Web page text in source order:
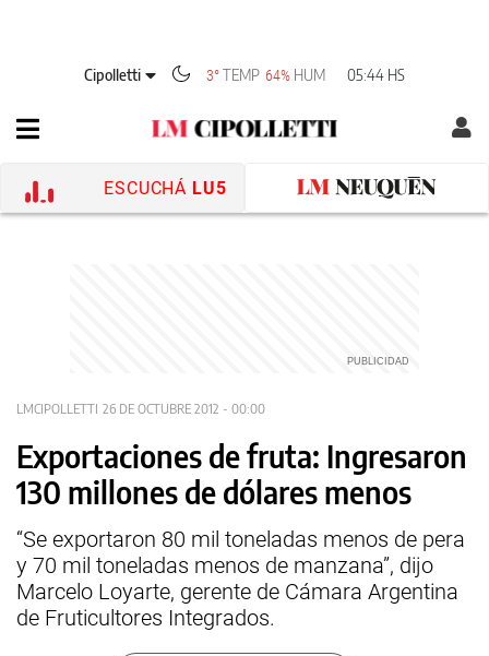
Cipolletti 3° TEMP 64% HUM 05:44 HS
ESCUCHÁ LU5
LMCIPOLLETTI 26 DE OCTUBRE 2012 - 00:00
Exportaciones de fruta: Ingresaron
130 millones de dólares menos
“Se exportaron 80 mil toneladas menos de pera
y 70 mil toneladas menos de manzana”, dijo
Marcelo Loyarte, gerente de Cámara Argentina
de Fruticultores Integrados.